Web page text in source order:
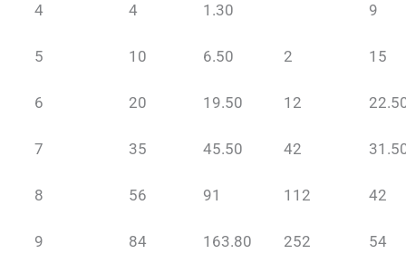
4 4 1.30 9
5 10 6.50 2 15
6 20 19.50 12
7 35 45.50 42
8 56 91 112 42
9 84 163.80 252 54